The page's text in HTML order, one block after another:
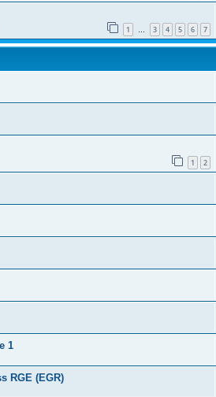
1 … 3 4 5 6 7
1 2
1
RGE (EGR)